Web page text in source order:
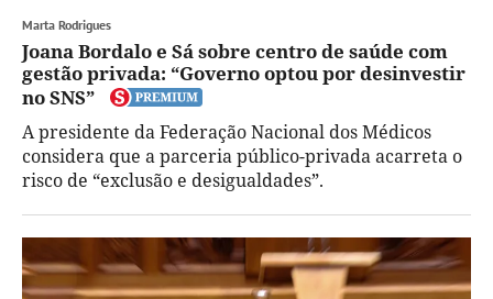
Marta Rodrigues
Joana Bordalo e Sá sobre centro de saúde com
gestão privada: “Governo optou por desinvestir
no SNS”
A presidente da Federação Nacional dos Médicos
considera que a parceria público-privada acarreta o
risco de “exclusão e desigualdades”.